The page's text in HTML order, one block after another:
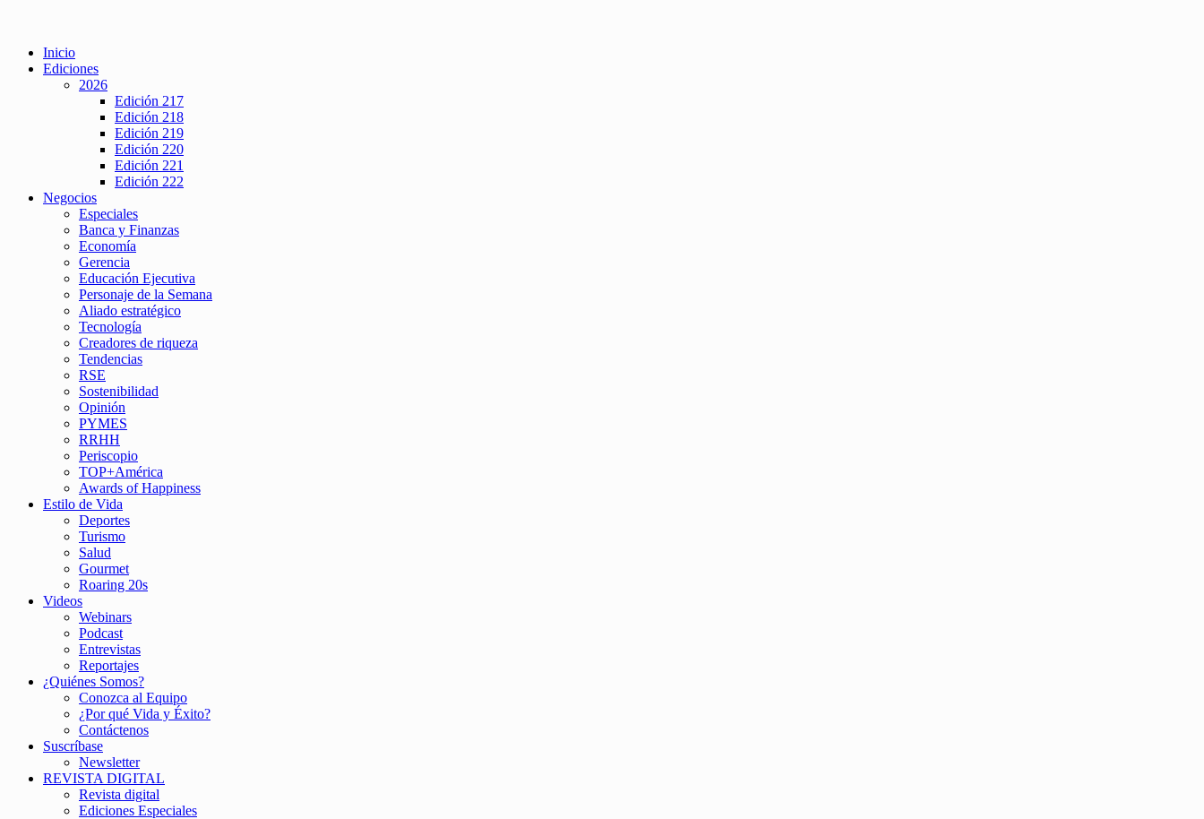
Inicio
Ediciones
2026
Edición 217
Edición 218
Edición 219
Edición 220
Edición 221
Edición 222
Negocios
Especiales
Banca y Finanzas
Economía
Gerencia
Educación Ejecutiva
Personaje de la Semana
Aliado estratégico
Tecnología
Creadores de riqueza
Tendencias
RSE
Sostenibilidad
Opinión
PYMES
RRHH
Periscopio
TOP+América
Awards of Happiness
Estilo de Vida
Deportes
Turismo
Salud
Gourmet
Roaring 20s
Videos
Webinars
Podcast
Entrevistas
Reportajes
¿Quiénes Somos?
Conozca al Equipo
¿Por qué Vida y Éxito?
Contáctenos
Suscríbase
Newsletter
REVISTA DIGITAL
Revista digital
Ediciones Especiales